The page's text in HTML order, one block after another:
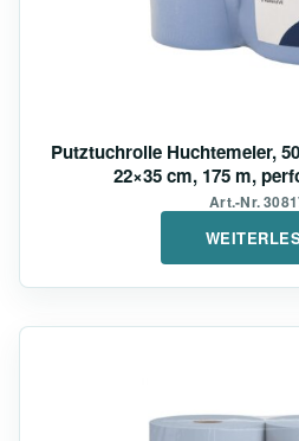
Putztuchrolle Huchtemeier,
22×35 cm, 175 m,
Art.-Nr.